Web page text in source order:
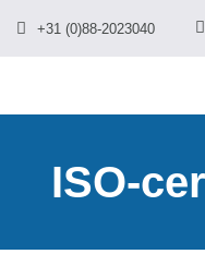
+31 (0)88-2023040
ISO-